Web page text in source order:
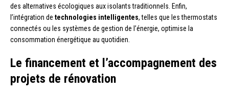
des alternatives écologiques aux isolants traditionnels. Enfin,
l’intégration de technologies intelligentes, telles que les thermostats
connectés ou les systèmes de gestion de l’énergie, optimise la
consommation énergétique au quotidien.
Le financement et l’accompagnement des
projets de rénovation